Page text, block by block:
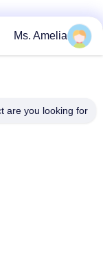
لا،
Ms. Amelia
are you looking for?